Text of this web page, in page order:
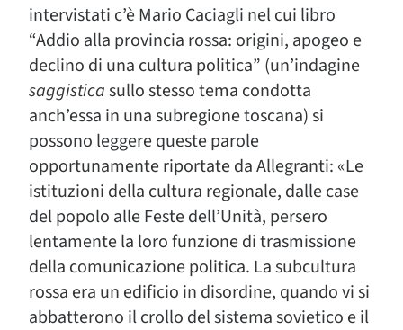
intervistati c’è Mario Caciagli nel cui libro
“Addio alla provincia rossa: origini, apogeo e
declino di una cultura politica” (un’indagine
saggisticasullo stesso tema condotta
anch’essa in una subregione toscana) si
possono leggere queste parole
opportunamente riportate da Allegranti: «Le
istituzioni della cultura regionale, dalle case
del popolo alle Feste dell’Unità, persero
lentamente la loro funzione di trasmissione
della comunicazione politica. La subcultura
rossa era un edificio in disordine, quando vi si
abbatterono il crollo del sistema sovietico e il